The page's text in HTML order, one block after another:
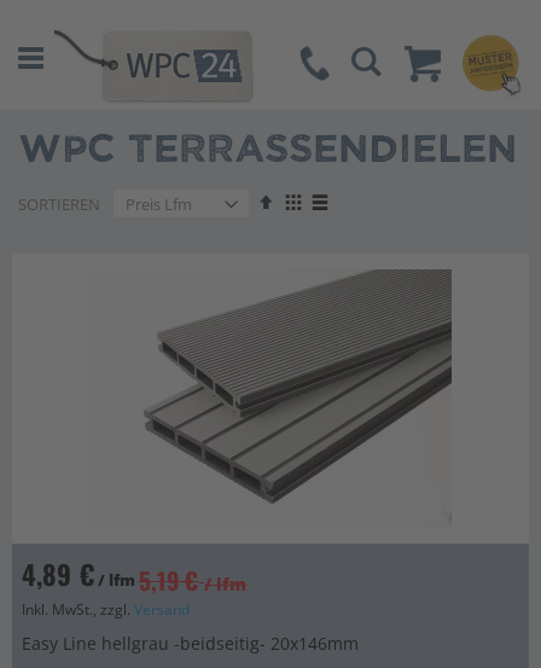
Suche
WPC TERRASSENDIELEN
SORTIEREN
AbsteigendAnzeigen
4,89 €/ lfm 5,19 € / lfm
Inkl. MwSt., zzgl. Versand
Easy Line hellgrau -beidseitig- 20x146mm